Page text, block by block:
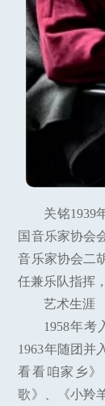
关铭1939
国音乐家协会
音乐家协会二
任兼乐队指挥
艺术生涯
1958年考
1963年随团并
看看咱家乡
歌》、《小羚